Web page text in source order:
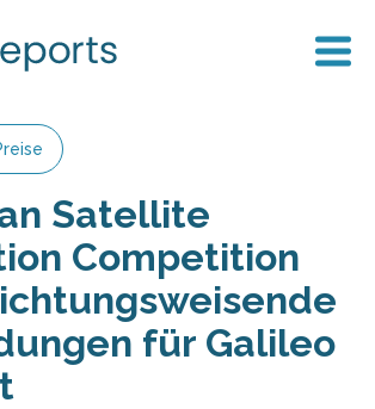
Satellite
Competition
für Galileo